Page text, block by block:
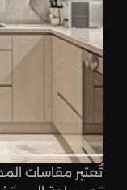
تُعتبر مقاسات